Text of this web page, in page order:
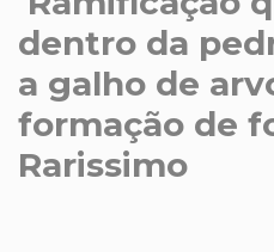
dentro da
a galho de
formação de
Rarissimo